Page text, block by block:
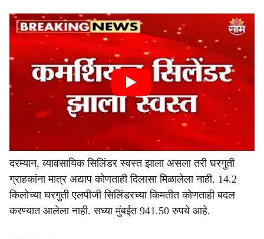
दरम्यान, व्यावसायिक सिलिंडर स्वस्त झाला असला तरी घरगुती
ग्राहकांना मात्र अद्याप कोणताही दिलासा मिळालेला नाही. 14.2
किलोच्या घरगुती एलपीजी सिलिंडरच्या किमतीत कोणताही बदल
करण्यात आलेला नाही. सध्या मुंबईत 941.50 रुपये आहे.